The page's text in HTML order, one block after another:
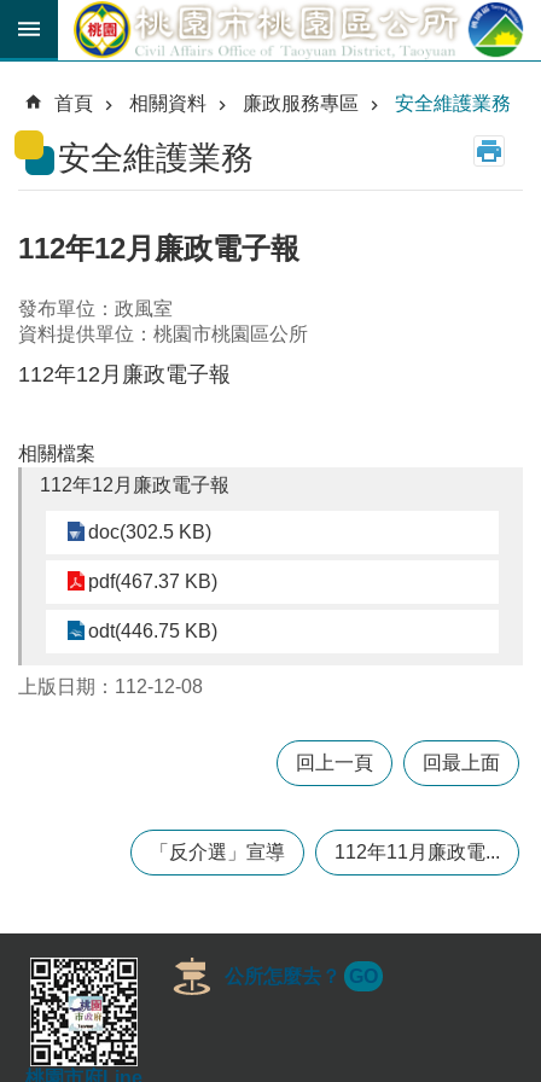
跳到主要內容區塊
育
貼
公
路
線
市
民
階
搜
尋
紹
民
資
訊
機
關
通
首頁 相關資料 廉政服務專區 安全維護業務
安全維護業務
112年12月廉政電子報
發布單位：政風室
資料提供單位：桃園市桃園區公所
112年12月廉政電子報
相關檔案
112年12月廉政電子報
doc(302.5 KB)
pdf(467.37 KB)
odt(446.75 KB)
上版日期：112-12-08
回上一頁 回最上面
「反介選」宣導 112年11月廉政電...
桃園市府Line
公所怎麼去？ GO